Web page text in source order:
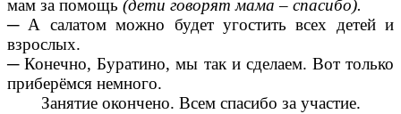
мам за помощь (дети говорят мама – спасибо).
─ А салатом можно будет угостить всех детей и
взрослых.
─ Конечно, Буратино, мы так и сделаем. Вот только
приберёмся немного.
Занятие окончено. Всем спасибо за участие.